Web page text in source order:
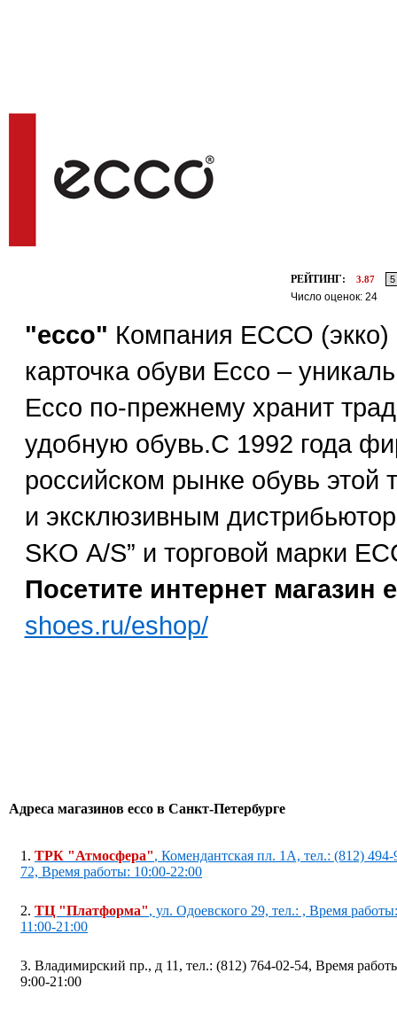
РЕЙТИНГ: 3.87
Число оценок: 24
"ecco" Компания ЕССО (экко)
карточка обуви Ecco –
Ecco по-прежнему хранит
удобную обувь.С 1992 года
российском рынке обувь
и эксклюзивным
SKO А/S” и торговой марки
Посетите интернет магазин
shoes.ru/eshop/
Адреса магазинов ecco в Санкт-Петербурге
1. ТРК "Атмосфера", Комендантская пл. 1А, тел.: (812) 494-
72, Время работы: 10:00-22:00
2. ТЦ "Платформа", ул. Одоевского 29, тел.: , Время работы:
11:00-21:00
3. Владимирский пр., д 11, тел.: (812) 764-02-54, Время
9:00-21:00